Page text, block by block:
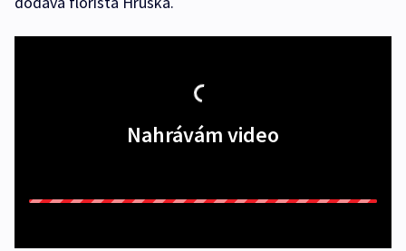
Nahrávám video